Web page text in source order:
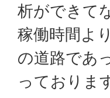
析ができて
稼働時間よ
の道路であ
っておりま